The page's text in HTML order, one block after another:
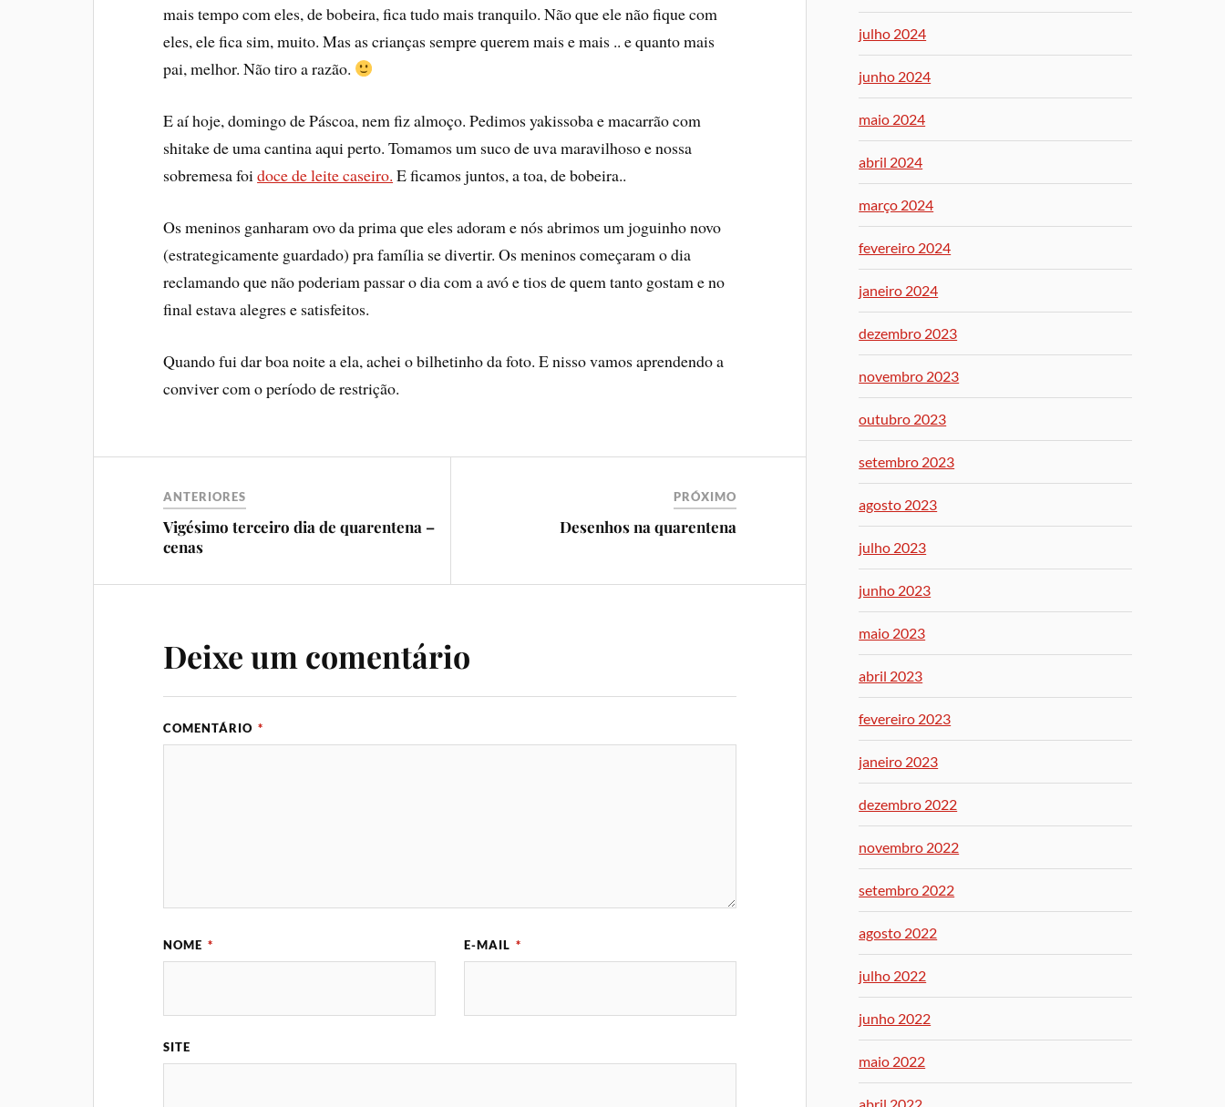
mais tempo com eles, de bobeira, fica tudo mais tranquilo. Não que ele não fique com
eles, ele fica sim, muito. Mas as crianças sempre querem mais e mais .. e quanto mais
pai, melhor. Não tiro a razão.
E aí­ hoje, domingo de Páscoa, nem fiz almoço. Pedimos yakissoba e macarrão com
shitake de uma cantina aqui perto. Tomamos um suco de uva maravilhoso e nossa
sobremesa foidoce de leite caseiro. E ficamos juntos, a toa, de bobeira..
Os meninos ganharam ovo da prima que eles adoram e nós abrimos um joguinho novo
(estrategicamente guardado) pra famí­lia se divertir. Os meninos começaram o dia
reclamando que não poderiam passar o dia com a avó e tios de quem tanto gostam e no
final estava alegres e satisfeitos.
Quando fui dar boa noite a ela, achei o bilhetinho da foto. E nisso vamos aprendendo a
conviver com o perí­odo de restrição.
ANTERIORES
Vigésimo terceiro dia de quarentena –
cenas
PRÓXIMO
Desenhos na quarentena
Deixe um comentário
COMENTÁRIO *
NOME * E-MAIL *
SITE
julho 2024
junho 2024
maio 2024
abril 2024
março 2024
fevereiro 2024
janeiro 2024
dezembro 2023
novembro 2023
outubro 2023
setembro 2023
agosto 2023
julho 2023
junho 2023
maio 2023
abril 2023
fevereiro 2023
janeiro 2023
dezembro 2022
novembro 2022
setembro 2022
agosto 2022
julho 2022
junho 2022
maio 2022